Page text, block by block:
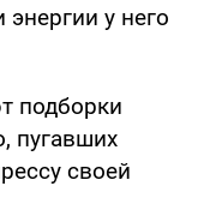
у него
подборки
пугавших
своей